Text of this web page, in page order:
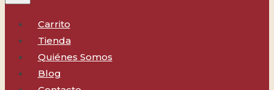
Carrito
Tienda
Quiénes Somos
Blog